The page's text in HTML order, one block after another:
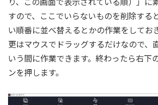
すので、ここでいらないものを削除する
い順番に並べ替えるとかの作業をしてお
更はマウスでドラッグするだけなので、
いう間に作業できます。終わったら右下
ンを押します。